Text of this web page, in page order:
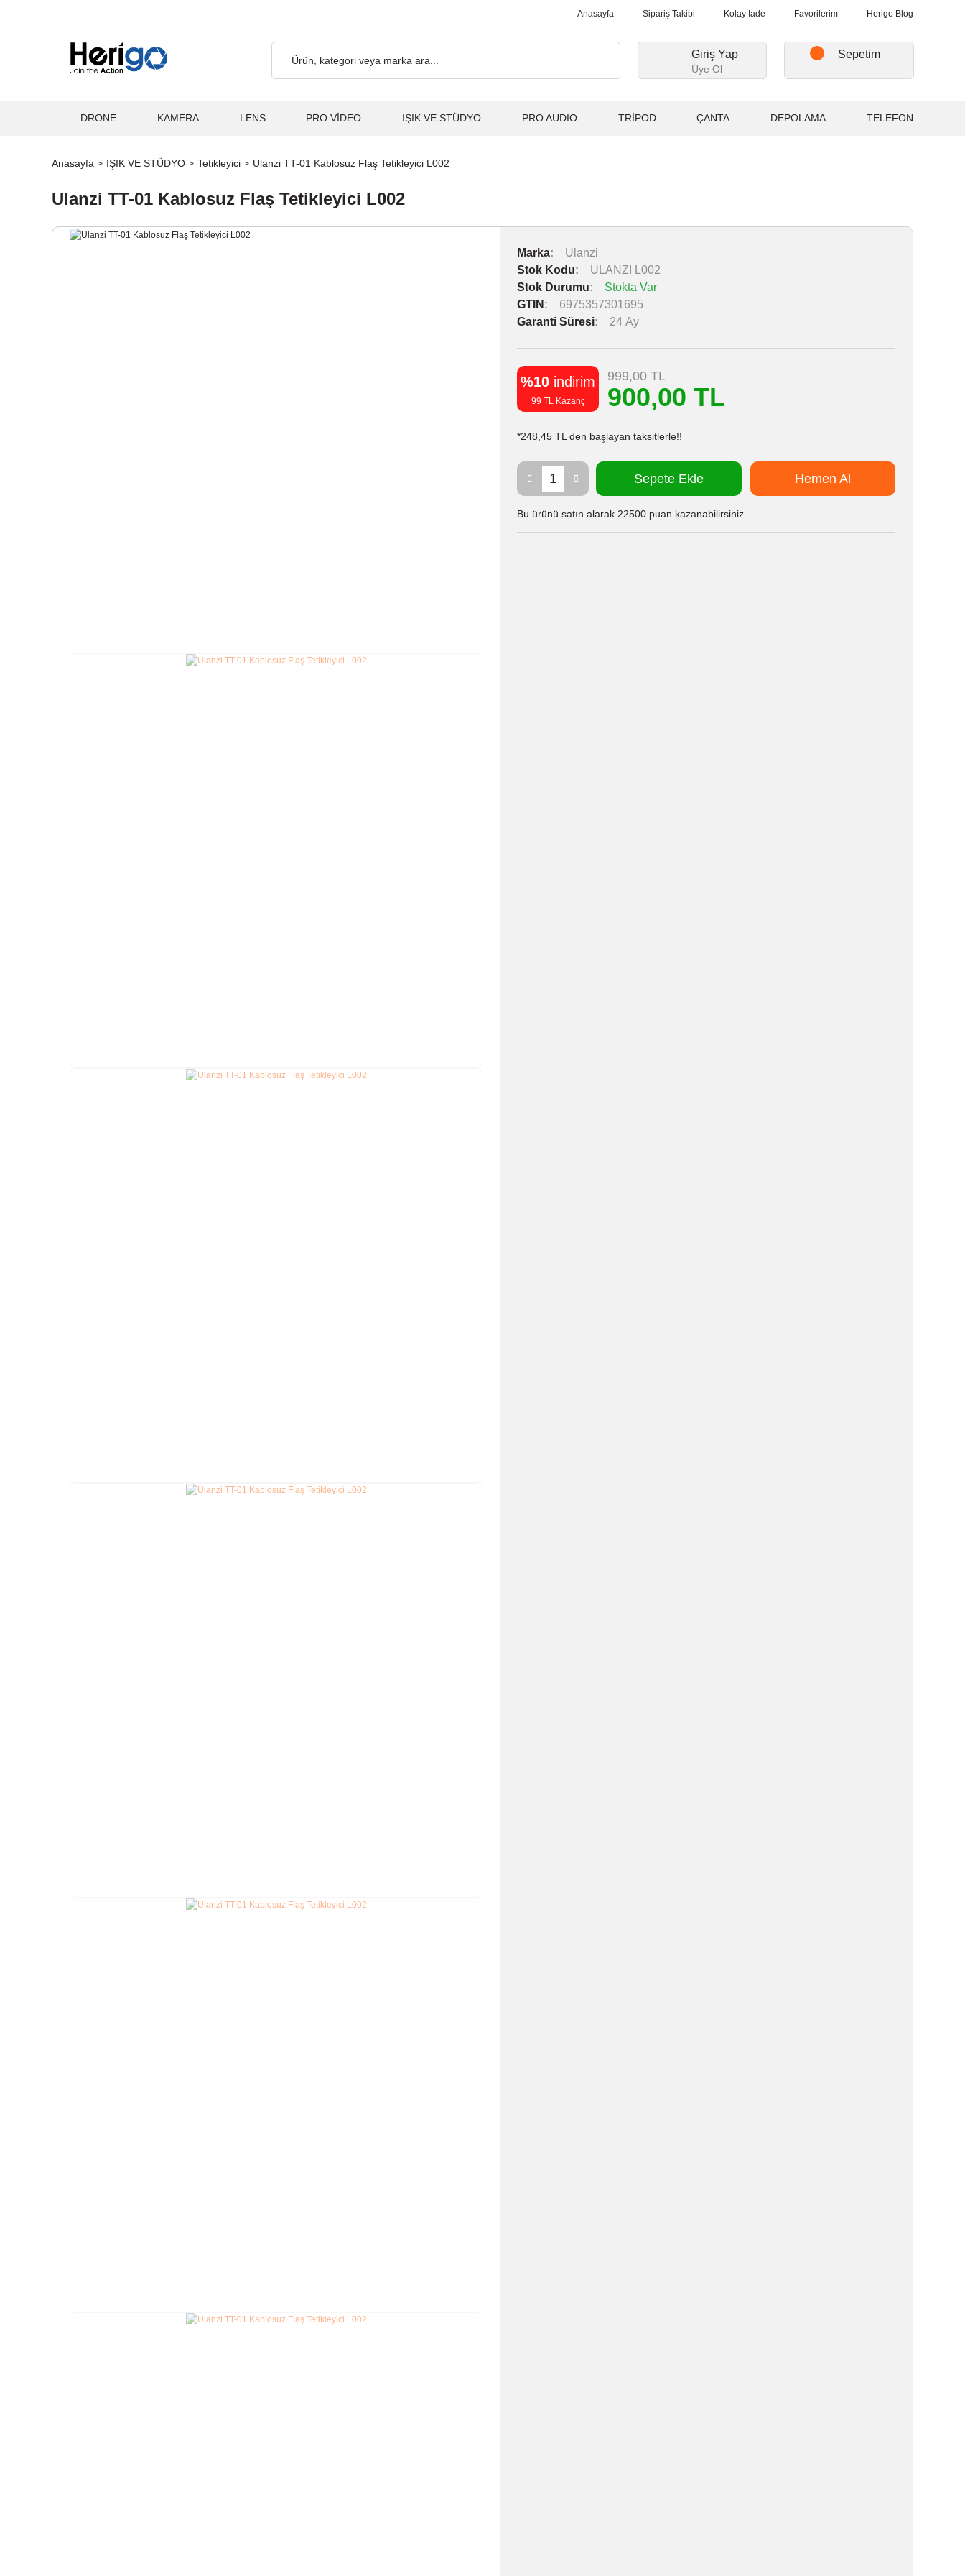
Anasayfa Sipariş Takibi Kolay İade Favorilerim Herigo Blog
Giriş Yap
Üye Ol
Sepetim
DRONE KAMERA LENS PRO VİDEO IŞIK VE STÜDYO PRO AUDIO TRİPOD ÇANTA DEPOLAMA TELEFON
Anasayfa IŞIK VE STÜDYO Tetikleyici Ulanzi TT-01 Kablosuz Flaş Tetikleyici L002
Ulanzi TT-01 Kablosuz Flaş Tetikleyici L002
Marka
Ulanzi
Stok Kodu
ULANZI L002
Stok Durumu
Stokta Var
GTIN
6975357301695
Garanti Süresi
24 Ay
%10 indirim
99 TL Kazanç
999,00 TL
900,00 TL
*248,45 TL den başlayan taksitlerle!!
Sepete Ekle Hemen Al
Bu ürünü satın alarak 22500 puan kazanabilirsiniz.
2.000₺ ve Üzeri Alışverişlerde, Kargo Ücretsiz... 2.000₺ ve Üzeri Alışverişlerde, Kargo Ücretsiz... 2.000₺ ve Üzeri Alışverişlerde, Kargo Ücretsiz... 2.000₺ ve Üzeri Alışverişlerde,